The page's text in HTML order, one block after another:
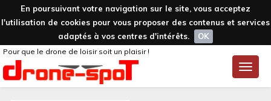
En poursuivant votre navigation sur le site, vous acceptez
l'utilisation de cookies pour vous proposer des contenus et services
adaptés à vos centres d'intérêts.
OK
Toggle
Pour que le drone de loisir soit un plaisir !